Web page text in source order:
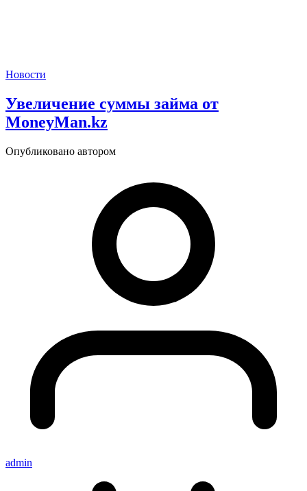
Новости
Увеличение суммы займа от
MoneyMan.kz
Опубликовано автором
admin